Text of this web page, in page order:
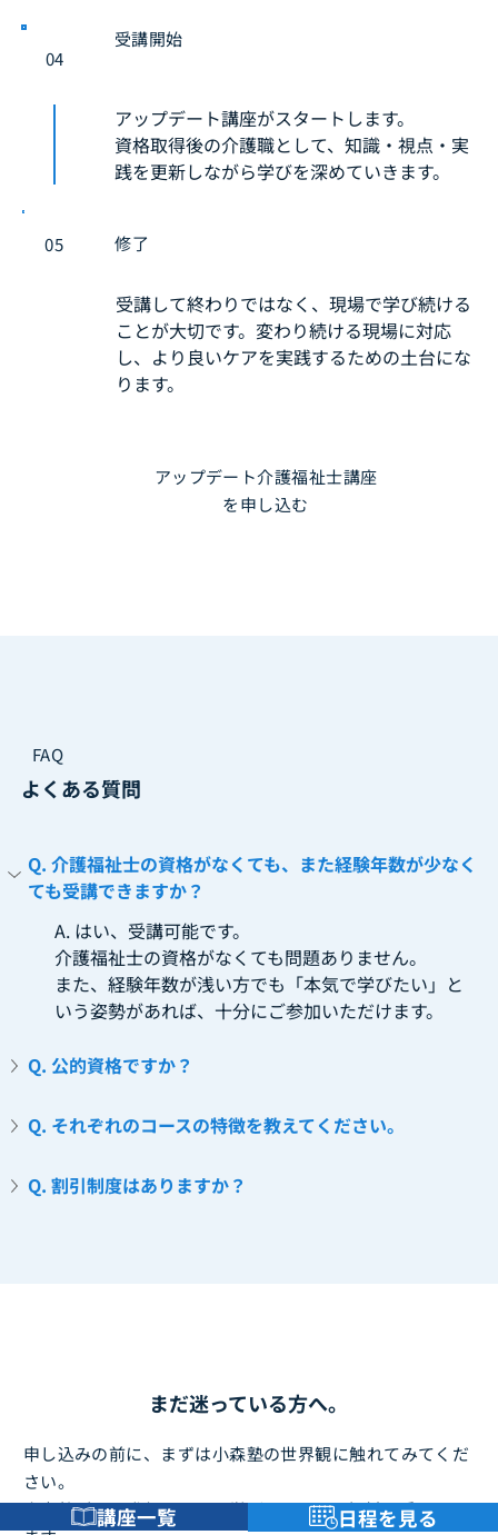
アップデート講座がスタートします。
資格取得後の介護職として、知識・視点・実
践を更新しながら学びを深めていきます。
04
受講開始
受講して終わりではなく、現場で学び続ける
ことが大切です。変わり続ける現場に対応
し、より良いケアを実践するための土台にな
ります。
05 修了
アップデート介護福祉士講座
を申し込む
更新中です
FAQ
よくある質問
Q. 介護福祉士の資格がなくても、また経験年数が少なく
ても受講できますか？
A. はい、受講可能です。
介護福祉士の資格がなくても問題ありません。
また、経験年数が浅い方でも「本気で学びたい」と
いう姿勢があれば、十分にご参加いただけます。
Q. 公的資格ですか？
Q. それぞれのコースの特徴を教えてください。
Q. 割引制度はありますか？
まだ迷っている方へ。
申し込みの前に、まずは小森塾の世界観に触れてみてくだ
さい。
小森塾が日々発信している学びは、すべて無料で受け取れ
講座一覧 日程を見る